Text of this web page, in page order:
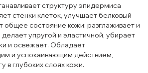
структуру эпидермиса
стенки клеток, улучшает белковый
общее состояние кожи: разглаживает и
упругой и эластичной, убирает
и освежает. Обладает
и успокаивающим действием,
в глубоких слоях кожи.